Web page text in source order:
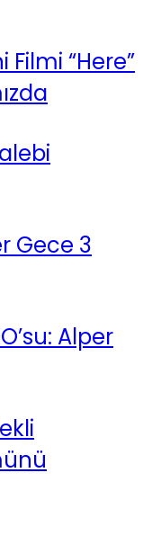
Filmi “Here”
Gece 3
Alper